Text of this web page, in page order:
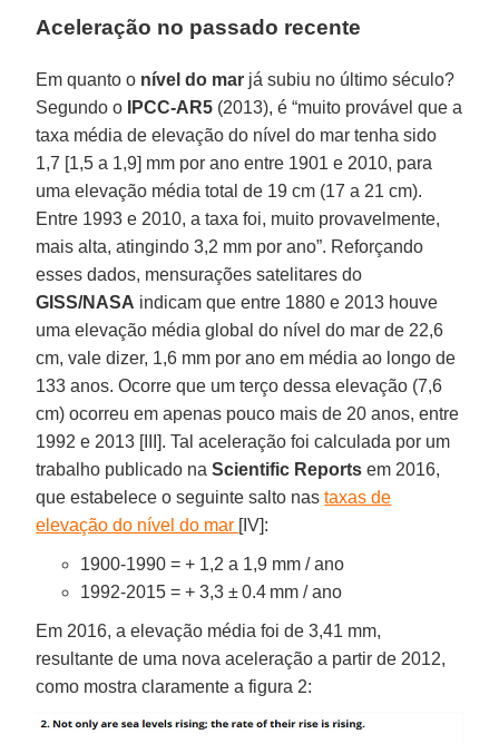
Aceleração no passado recente
Em quanto o nível do mar já subiu no último século?
Segundo o
IPCC-AR5 (2013), é “muito provável que a
taxa média de elevação do nível do mar tenha sido
1,7 [1,5 a 1,9] mm por ano entre 1901 e 2010, para
uma elevação média total de 19 cm (17 a 21 cm).
Entre 1993 e 2010, a taxa foi, muito provavelmente,
mais alta, atingindo 3,2 mm por ano”. Reforçando
esses dados, mensurações satelitares do
GISS/NASA indicam que entre 1880 e 2013 houve
uma elevação média global do nível do mar de 22,6
cm, vale dizer, 1,6 mm por ano em média ao longo de
133 anos. Ocorre que um terço dessa elevação (7,6
cm) ocorreu em apenas pouco mais de 20 anos, entre
1992 e 2013 [III]. Tal aceleração foi calculada por um
trabalho publicado naScientific Reports em 2016,
que estabelece o seguinte salto nastaxas de
elevação do nível do mar [IV]:
1900-1990 = + 1,2 a 1,9 mm / ano
1992-2015 = + 3,3 ± 0.4 mm / ano
Em 2016, a elevação média foi de 3,41 mm,
resultante de uma nova aceleração a partir de 2012,
como mostra claramente a figura 2: